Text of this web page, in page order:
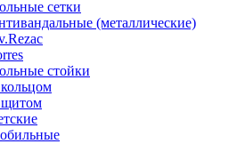
сетки
(металлические)
стойки